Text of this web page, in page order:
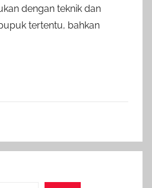
dengan teknik dan
tertentu, bahkan